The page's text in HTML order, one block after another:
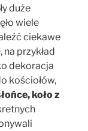
duże
wiele
ciekawe
przykład
dekoracja
kościołów,
koło z